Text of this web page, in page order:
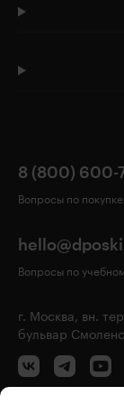
8 (800) 600-
Вопросы по
Вопросы по
г. Москва, вн.
бульвар